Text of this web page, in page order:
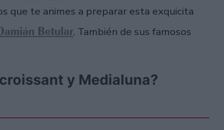
que te animes a preparar esta exquicita
Betular. También de sus famosos
y Medialuna?